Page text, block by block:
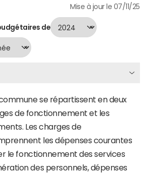
Mise à jour le 07/11/25
de
se répartissent en deux
de fonctionnement et les
Les charges de
les dépenses courantes
le fonctionnement des services
des personnels, dépenses